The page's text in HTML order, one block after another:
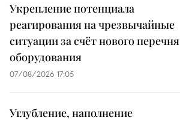
Укрепление потенциала
реагирования на чрезвычайные
ситуации за счёт нового перечня
оборудования
07/08/2026 17:05
Углубление, наполнение